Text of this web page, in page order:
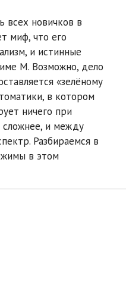
всех новичков в
миф, что его
и истинные
М. Возможно, дело
«зелёному
в котором
ничего при
сложнее, и между
Разбираемся в
в этом